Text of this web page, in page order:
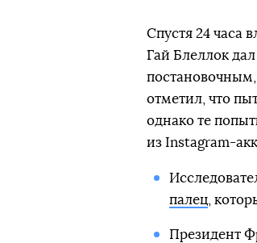
Спустя 24 часа
Гай Блеллок
отметил, что
однако те
из Instagram-
палец,
Президент